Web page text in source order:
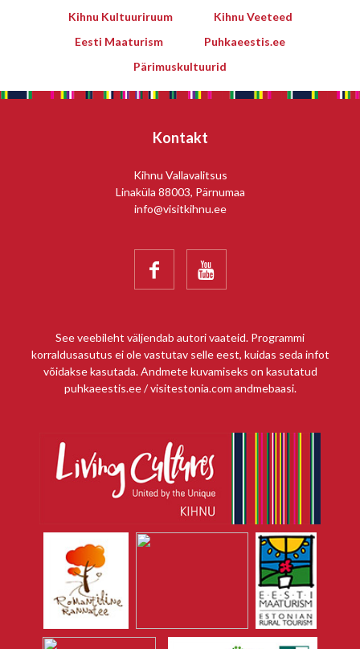
Kihnu Kultuuriruum
Kihnu Veeteed
Eesti Maaturism
Puhkaeestis.ee
Pärimuskultuurid
Kontakt
Kihnu Vallavalitsus
Linaküla 88003, Pärnumaa
info@visitkihnu.ee
 
See veebileht väljendab autori vaateid. Programmi
korraldusasutus ei ole vastutav selle eest, kuidas seda infot
võidakse kasutada. Andmete kuvamiseks on kasutatud
puhkaeestis.ee / visitestonia.com andmebaasi.